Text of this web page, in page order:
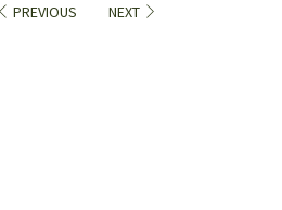
PREVIOUS NEXT